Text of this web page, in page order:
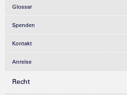
Glossar
Spenden
Kontakt
Anreise
Recht